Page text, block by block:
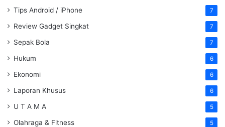
Tips Android / iPhone 7
Review Gadget Singkat 7
Sepak Bola 7
Hukum 6
Ekonomi 6
Laporan Khusus 6
U T A M A 5
Olahraga & Fitness 5